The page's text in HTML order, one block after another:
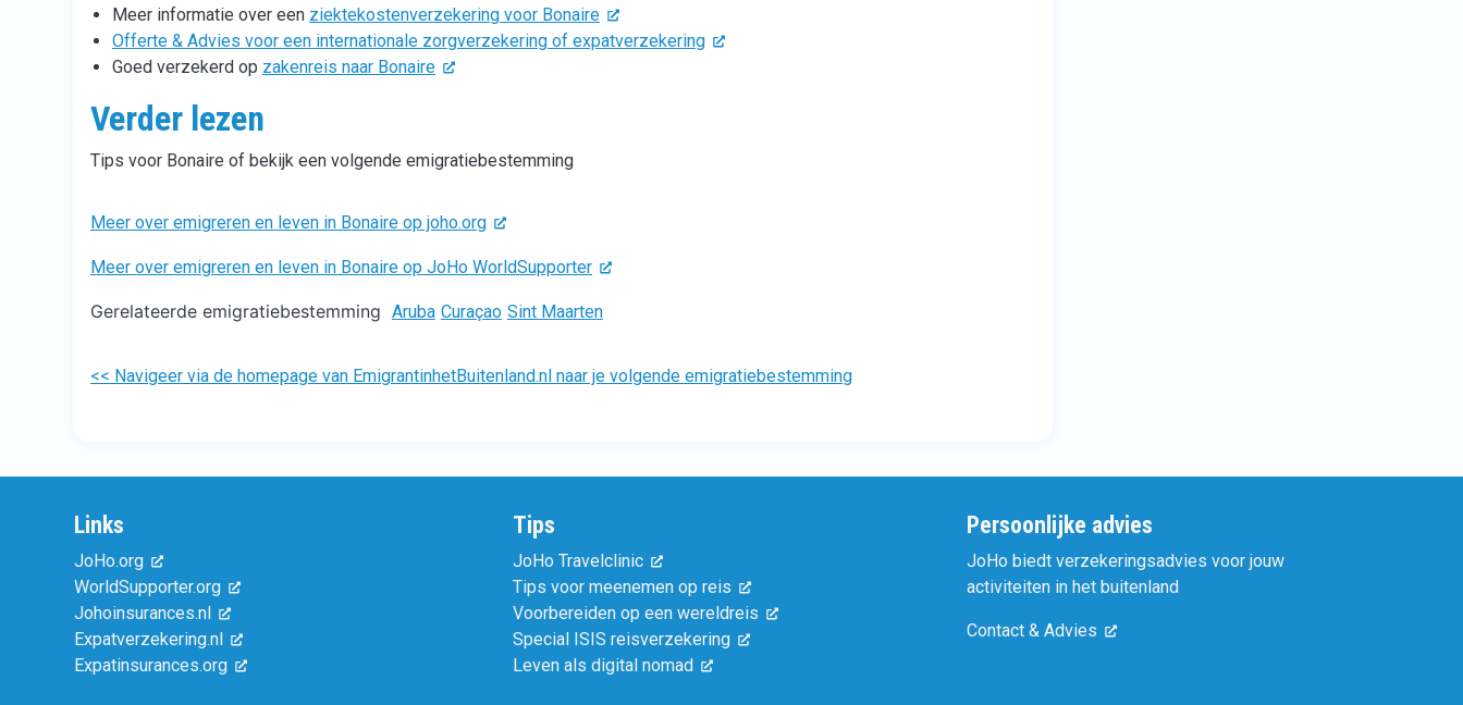
Meer informatie over een ziektekostenverzekering voor Bonaire
Offerte & Advies voor een internationale zorgverzekering of expatverzekering
Goed verzekerd op zakenreis naar Bonaire
Verder lezen
Tips voor Bonaire of bekijk een volgende emigratiebestemming
Meer over emigreren en leven in Bonaire op joho.org
Meer over emigreren en leven in Bonaire op JoHo WorldSupporter
Gerelateerde emigratiebestemming Aruba Curaçao Sint Maarten
<< Navigeer via de homepage van EmigrantinhetBuitenland.nl naar je volgende emigratiebestemming
Links
JoHo.org
WorldSupporter.org
Johoinsurances.nl
Expatverzekering.nl
Expatinsurances.org
Tips
JoHo Travelclinic
Tips voor meenemen op reis
Voorbereiden op een wereldreis
Special ISIS reisverzekering
Leven als digital nomad
Persoonlijke advies
JoHo biedt verzekeringsadvies voor jouw
activiteiten in het buitenland
Contact & Advies